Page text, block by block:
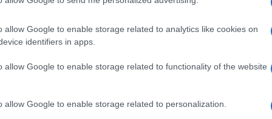
allow Google to enable storage related to analytics like cookies on
identifiers in apps.
allow Google to enable storage related to functionality of the website
allow Google to enable storage related to personalization.
NBA 2026/2026 e codice Kalshi
FOXSPORTS per il bonus
Tutti i dettagli su calendario, piattaforme
Valentina Mariani · 18 Apr 2026